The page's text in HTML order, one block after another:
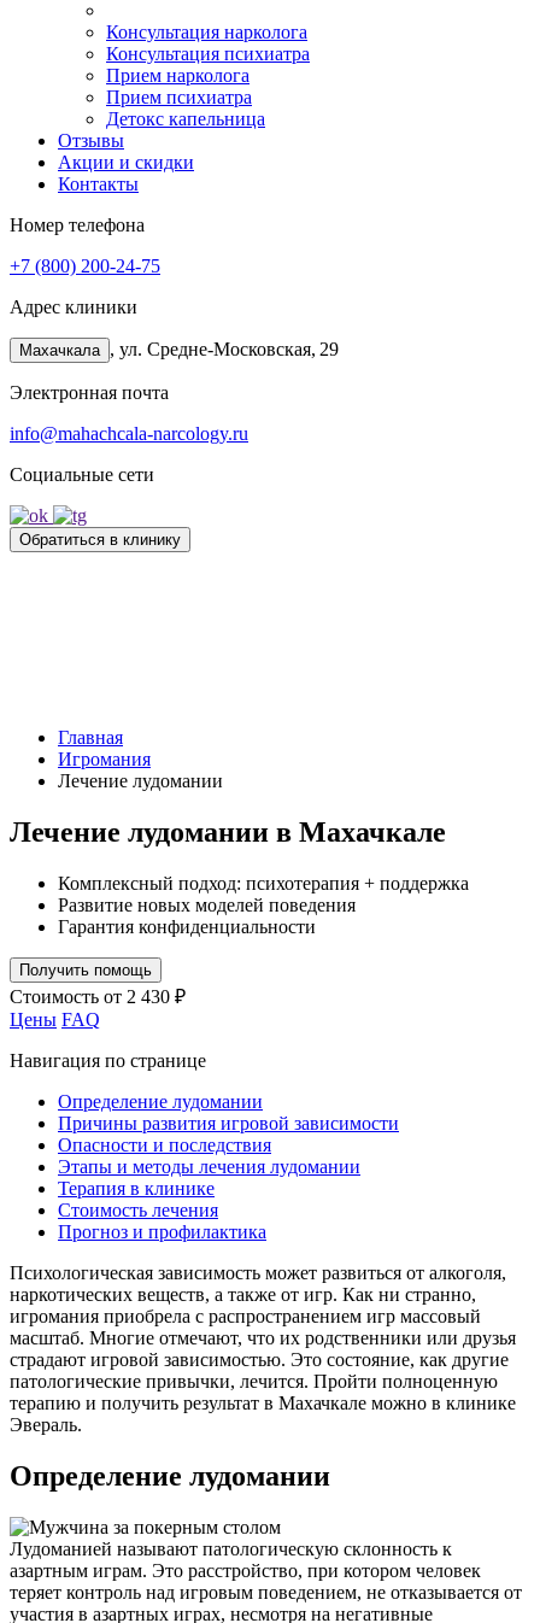
Консультация нарколога
Консультация психиатра
Прием нарколога
Прием психиатра
Детокс капельница
Отзывы
Акции и скидки
Контакты
Номер телефона
+7 (800) 200-24-75
Адрес клиники
Махачкала , ул. Средне‑Московская, 29
Электронная почта
info@mahachcala-narcology.ru
Социальные сети
Обратиться в клинику
Главная
Игромания
Лечение лудомании
Лечение лудомании в Махачкале
Комплексный подход: психотерапия + поддержка
Развитие новых моделей поведения
Гарантия конфиденциальности
Получить помощь
Стоимость от 2 430 ₽
Цены FAQ
Навигация по странице
Определение лудомании
Причины развития игровой зависимости
Опасности и последствия
Этапы и методы лечения лудомании
Терапия в клинике
Стоимость лечения
Прогноз и профилактика
Психологическая зависимость может развиться от алкоголя,
наркотических веществ, а также от игр. Как ни странно,
игромания приобрела с распространением игр массовый
масштаб. Многие отмечают, что их родственники или друзья
страдают игровой зависимостью. Это состояние, как другие
патологические привычки, лечится. Пройти полноценную
терапию и получить результат в Махачкале можно в клинике
Эвераль.
Определение лудомании
Лудоманией называют патологическую склонность к
азартным играм. Это расстройство, при котором человек
теряет контроль над игровым поведением, не отказывается от
участия в азартных играх, несмотря на негативные